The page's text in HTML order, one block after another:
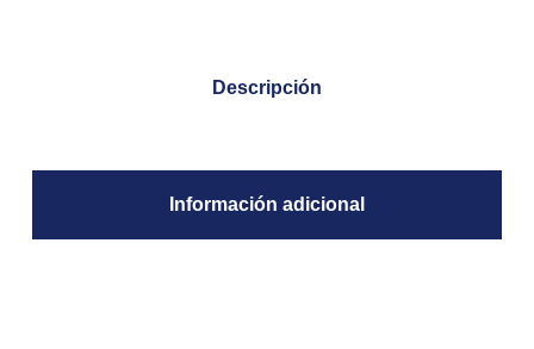
Descripción
Información adicional